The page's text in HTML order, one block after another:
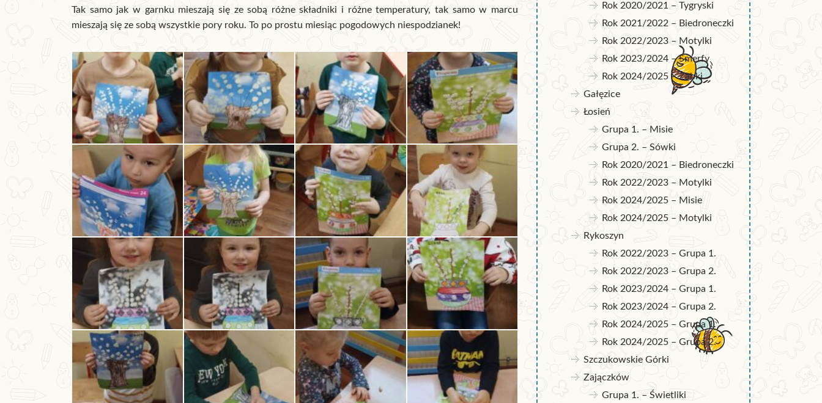
Tak samo jak w garnku mieszają się ze sobą różne składniki i różne temperatury, tak samo w marcu
mieszają się ze sobą wszystkie pory roku. To po prostu miesiąc pogodowych niespodzianek!
Rok 2020/2021 – Tygryski
Rok 2021/2022 – Biedroneczki
Rok 2022/2023 – Motylki
Rok 2023/2024 – Smerfy
Rok 2024/2025 – Żabki
Gałęzice
Łosień
Grupa 1. – Misie
Grupa 2. – Sówki
Rok 2020/2021 – Biedroneczki
Rok 2022/2023 – Motylki
Rok 2024/2025 – Misie
Rok 2024/2025 – Motylki
Rykoszyn
Rok 2022/2023 – Grupa 1.
Rok 2022/2023 – Grupa 2.
Rok 2023/2024 – Grupa 1.
Rok 2023/2024 – Grupa 2.
Rok 2024/2025 – Grupa 1.
Rok 2024/2025 – Grupa 2.
Szczukowskie Górki
Zajączków
Grupa 1. – Świetliki